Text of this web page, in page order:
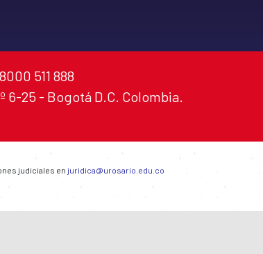
511 888
6-25 - Bogotá D.C. Colombia.
judiciales en juridica@urosario.edu.co